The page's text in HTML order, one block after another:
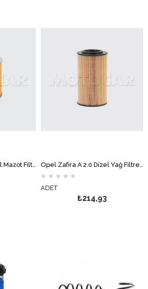
Opel Zafira A 2.0 Dizel Mazot Filtresi MOTOCAR
Opel Zafira A 2.0 Dizel Yağ Filtresi MOTOCAR
★ ★ ★ ★ ★
ADET
₺214,93